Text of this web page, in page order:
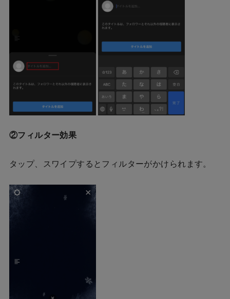
②フィルター効果
タップ、スワイプするとフィルターがかけられます。